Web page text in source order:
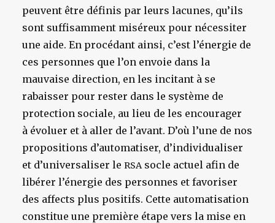
peuvent être définis par leurs lacunes, qu’ils
sont suffisamment miséreux pour nécessiter
une aide. En procédant ainsi, c’est l’énergie de
ces personnes que l’on envoie dans la
mauvaise direction, en les incitant à se
rabaisser pour rester dans le système de
protection sociale, au lieu de les encourager
à évoluer et à aller de l’avant. D’où l’une de nos
propositions d’automatiser, d’individualiser
et d’universaliser le RSAsocle actuel afin de
libérer l’énergie des personnes et favoriser
des affects plus positifs. Cette automatisation
constitue une première étape vers la mise en